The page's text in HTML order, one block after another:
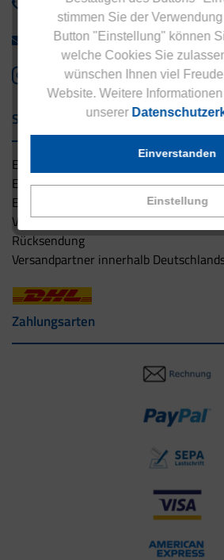
stimmen Sie der
Button "Einstellung" können
welche Cookies Sie
wünschen Ihnen viel
Website. Weitere
unserer
Einstellung
Einverstanden
+49 - 5042 940 660
info@eucell.de
Service & Versand
Eucell Gesundheitsservice
Eucell Ernährungscoach
Eucell Fitness Coach
Versandbedingungen
Rücksendung
Versandpartner innerhalb
Zahlungsarten